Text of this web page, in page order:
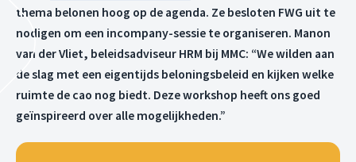
thema belonen hoog op de agenda. Ze besloten FWG uit te
nodigen om een incompany-sessie te organiseren. Manon
van der Vliet, beleidsadviseur HRM bij MMC: “We wilden aan
de slag met een eigentijds beloningsbeleid en kijken welke
ruimte de cao nog biedt. Deze workshop heeft ons goed
geïnspireerd over alle mogelijkheden.”